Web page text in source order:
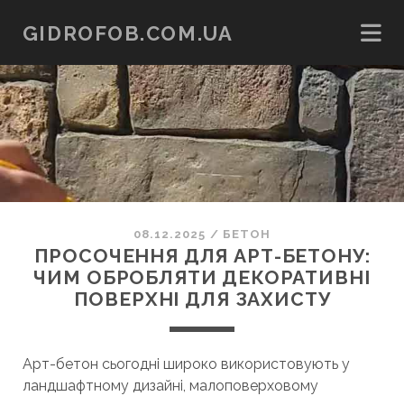
GIDROFOB.COM.UA
08.12.2025 / БЕТОН
ПРОСОЧЕННЯ ДЛЯ АРТ-БЕТОНУ:
ЧИМ ОБРОБЛЯТИ ДЕКОРАТИВНІ
ПОВЕРХНІ ДЛЯ ЗАХИСТУ
Арт-бетон сьогодні широко використовують у
ландшафтному дизайні, малоповерховому